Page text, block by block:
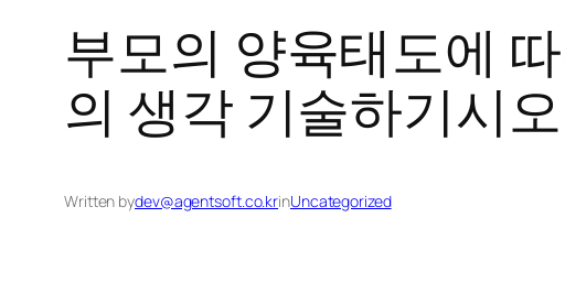
부모의 양육태도에
의 생각 기술하기시
Written bydev@agentsoft.co.krinUncategorized